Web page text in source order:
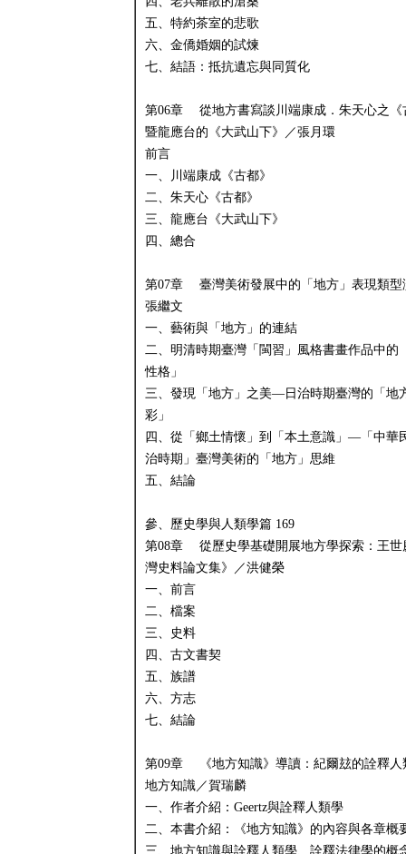
五、特約茶室的悲歌
六、金僑婚姻的試煉
七、結語：抵抗遺忘與同質化
第06章 從地方書寫談川端康成．朱天心之《
暨龍應台的《大武山下》／張月環
前言
一、川端康成《古都》
二、朱天心《古都》
三、龍應台《大武山下》
四、總合
第07章 臺灣美術發展中的「地方」表現類型
張繼文
一、藝術與「地方」的連結
二、明清時期臺灣「閩習」風格書畫作品中的
性格」
三、發現「地方」之美—日治時期臺灣的「地
彩」
四、從「鄉土情懷」到「本土意識」—「中華
治時期」臺灣美術的「地方」思維
五、結論
參、歷史學與人類學篇 169
第08章 從歷史學基礎開展地方學探索：王世
灣史料論文集》／洪健榮
一、前言
二、檔案
三、史料
四、古文書契
五、族譜
六、方志
七、結論
第09章 《地方知識》導讀：紀爾玆的詮釋人
地方知識／賀瑞麟
一、作者介紹：Geertz與詮釋人類學
二、本書介紹：《地方知識》的內容與各章概
三、地方知識與詮釋人類學、詮釋法律學的概